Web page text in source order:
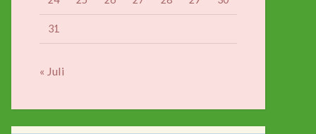
31
« Juli